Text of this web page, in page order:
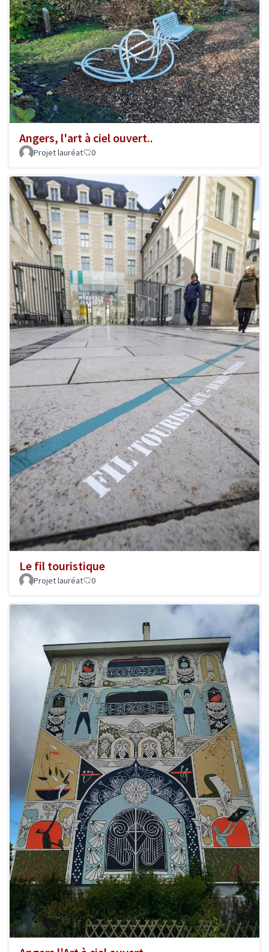
Angers, l'art à ciel ouvert..
Projet lauréat 0
Le fil touristique
Projet lauréat 0